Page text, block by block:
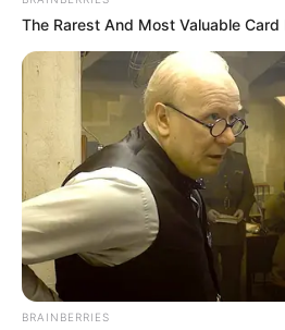
The Rarest And Most Valuable Card
BRAINBERRIES